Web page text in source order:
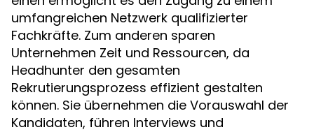
umfangreichen Netzwerk qualifizierter
Fachkräfte. Zum anderen sparen
Unternehmen Zeit und Ressourcen, da
Headhunter den gesamten
Rekrutierungsprozess effizient gestalten
können. Sie übernehmen die Vorauswahl der
Kandidaten, führen Interviews und